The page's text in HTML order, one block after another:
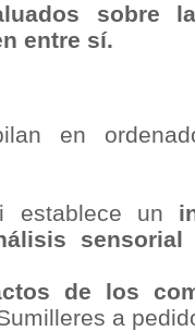
sobre
entre sí.
en
establece un
sensorial
de los
a